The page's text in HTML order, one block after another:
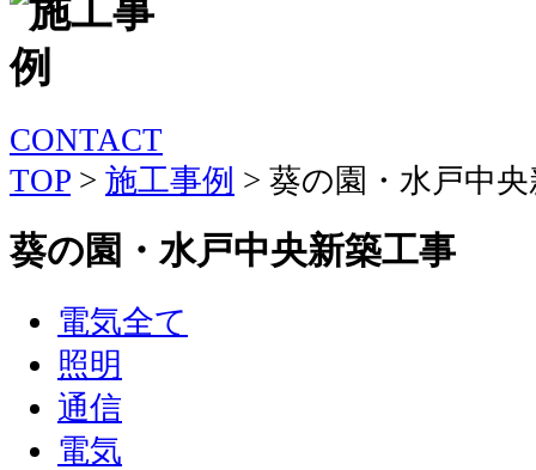
CONTACT
TOP > 施工事例 > 葵の園・水戸中
葵の園・水戸中央新築工事
電気全て
照明
通信
電気